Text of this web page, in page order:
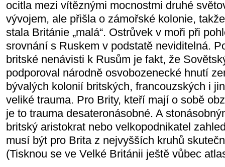
ocitla mezi vítěznými mocnostmi druhé
vývojem, ale přišla o zámořské kolonie,
stala Británie „malá“. Ostrůvek v moři při
srovnání s Ruskem v podstatě neviditelná.
britské nenávisti k Rusům je fakt, že
podporoval národně osvobozenecké hnutí
bývalých kolonií britských, francouzských i
veliké trauma. Pro Brity, kteří mají o sobě
je to trauma desateronásobné. A
britský aristokrat nebo velkopodnikatel
musí být pro Brita z nejvyšších kruhů
(Tisknou se ve Velké Británii ještě vůbec